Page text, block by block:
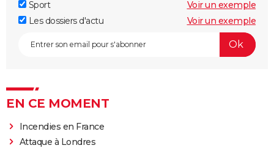
Sport
Voir un exemple
Les dossiers d'actu
Voir un exemple
EN CE MOMENT
Incendies en France
Attaque à Londres